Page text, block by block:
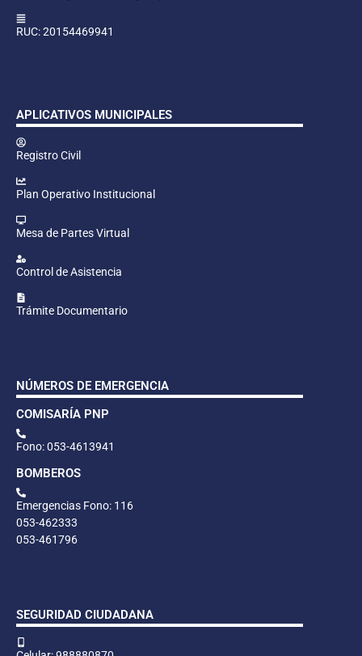
RUC: 20154469941
APLICATIVOS MUNICIPALES
Registro Civil
Plan Operativo Institucional
Mesa de Partes Virtual
Control de Asistencia
Trámite Documentario
NÚMEROS DE EMERGENCIA
COMISARÍA PNP
Fono: 053-4613941
BOMBEROS
Emergencias Fono: 116
053-462333
053-461796
SEGURIDAD CIUDADANA